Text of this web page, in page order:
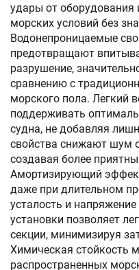
удары от оборудования
морских условий без
Водонепроницаемые
предотвращают
разрушение,
сравнению с
морского пола. Легкий
поддерживать
судна, не добавляя
свойства снижают шум
создавая более
Амортизирующий
даже при длительном
усталость и напряжение
установки позволяет
секции, минимизируя
Химическая стойкость
распространенных